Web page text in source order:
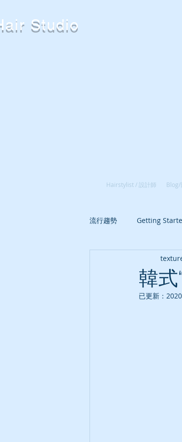
Studio
Hairstylist / 設計師 Blog/
流行趨勢 Getting
韓
已更新：